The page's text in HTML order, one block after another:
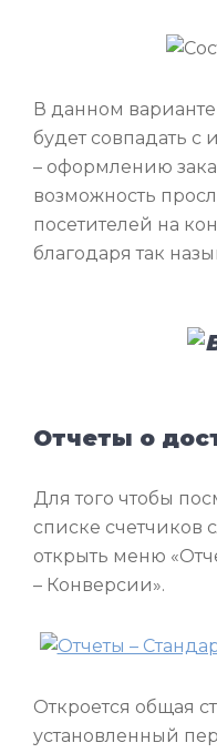
В данном
будет совпадать с
– оформлению
возможность
посетителей на
благодаря так
Отчеты о
Для того чтобы
списке счетчиков
открыть меню
– Конверсии».
Откроется общая
установленный